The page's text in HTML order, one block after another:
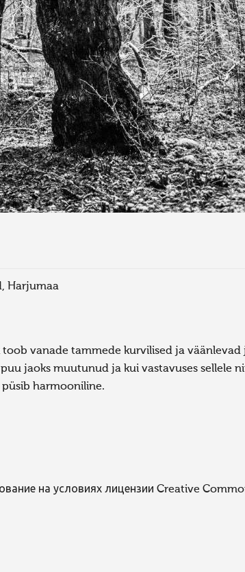
Harjumaa
toob vanade tammede kurvilised ja
jaoks muutunud ja kui vastavuses sellele
harmooniline.
на условиях лицензии Creative